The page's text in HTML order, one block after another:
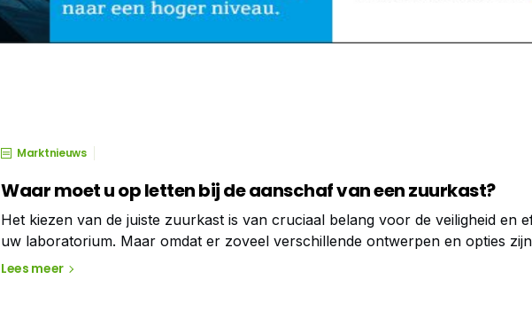
Marktnieuws
Waar moet u op letten bij de aanschaf van een zuurkast?
Het kiezen van de juiste zuurkast is van cruciaal belang voor de veiligheid en
uw laboratorium. Maar omdat er zoveel verschillende ontwerpen en opties
keuze soms lastig zijn. Het stellen van de juiste vragen helpt
Lees meer